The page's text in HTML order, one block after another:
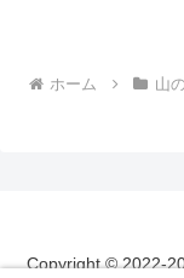
ホーム 山
Copyright © 2022-